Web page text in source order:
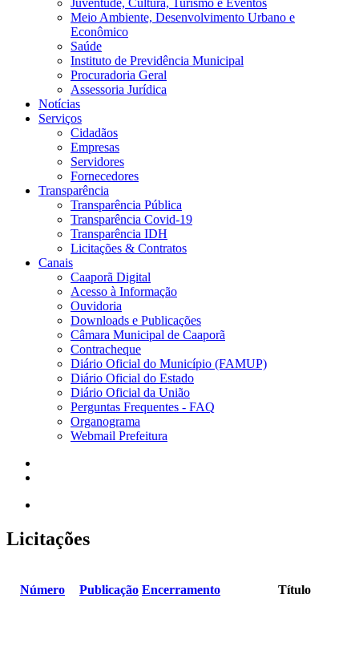
Juventude, Cultura, Turismo e Eventos
Meio Ambiente, Desenvolvimento Urbano e
Econômico
Saúde
Instituto de Previdência Municipal
Procuradoria Geral
Assessoria Jurídica
Notícias
Serviços
Cidadãos
Empresas
Servidores
Fornecedores
Transparência
Transparência Pública
Transparência Covid-19
Transparência IDH
Licitações & Contratos
Canais
Caaporã Digital
Acesso à Informação
Ouvidoria
Downloads e Publicações
Câmara Municipal de Caaporã
Contracheque
Diário Oficial do Município (FAMUP)
Diário Oficial do Estado
Diário Oficial da União
Perguntas Frequentes - FAQ
Organograma
Webmail Prefeitura
Licitações
Número Publicação Encerramento Título